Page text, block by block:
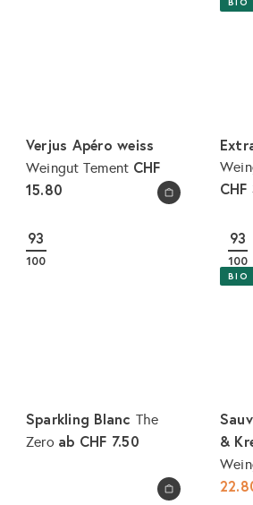
In den Warenkorb legen
Verjus Apéro weiss
Weingut Tement CHF
15.80
In den Warenkorb legen
93
100
Sparkling Blanc The
Zero ab CHF 7.50
93
100
BIO
&